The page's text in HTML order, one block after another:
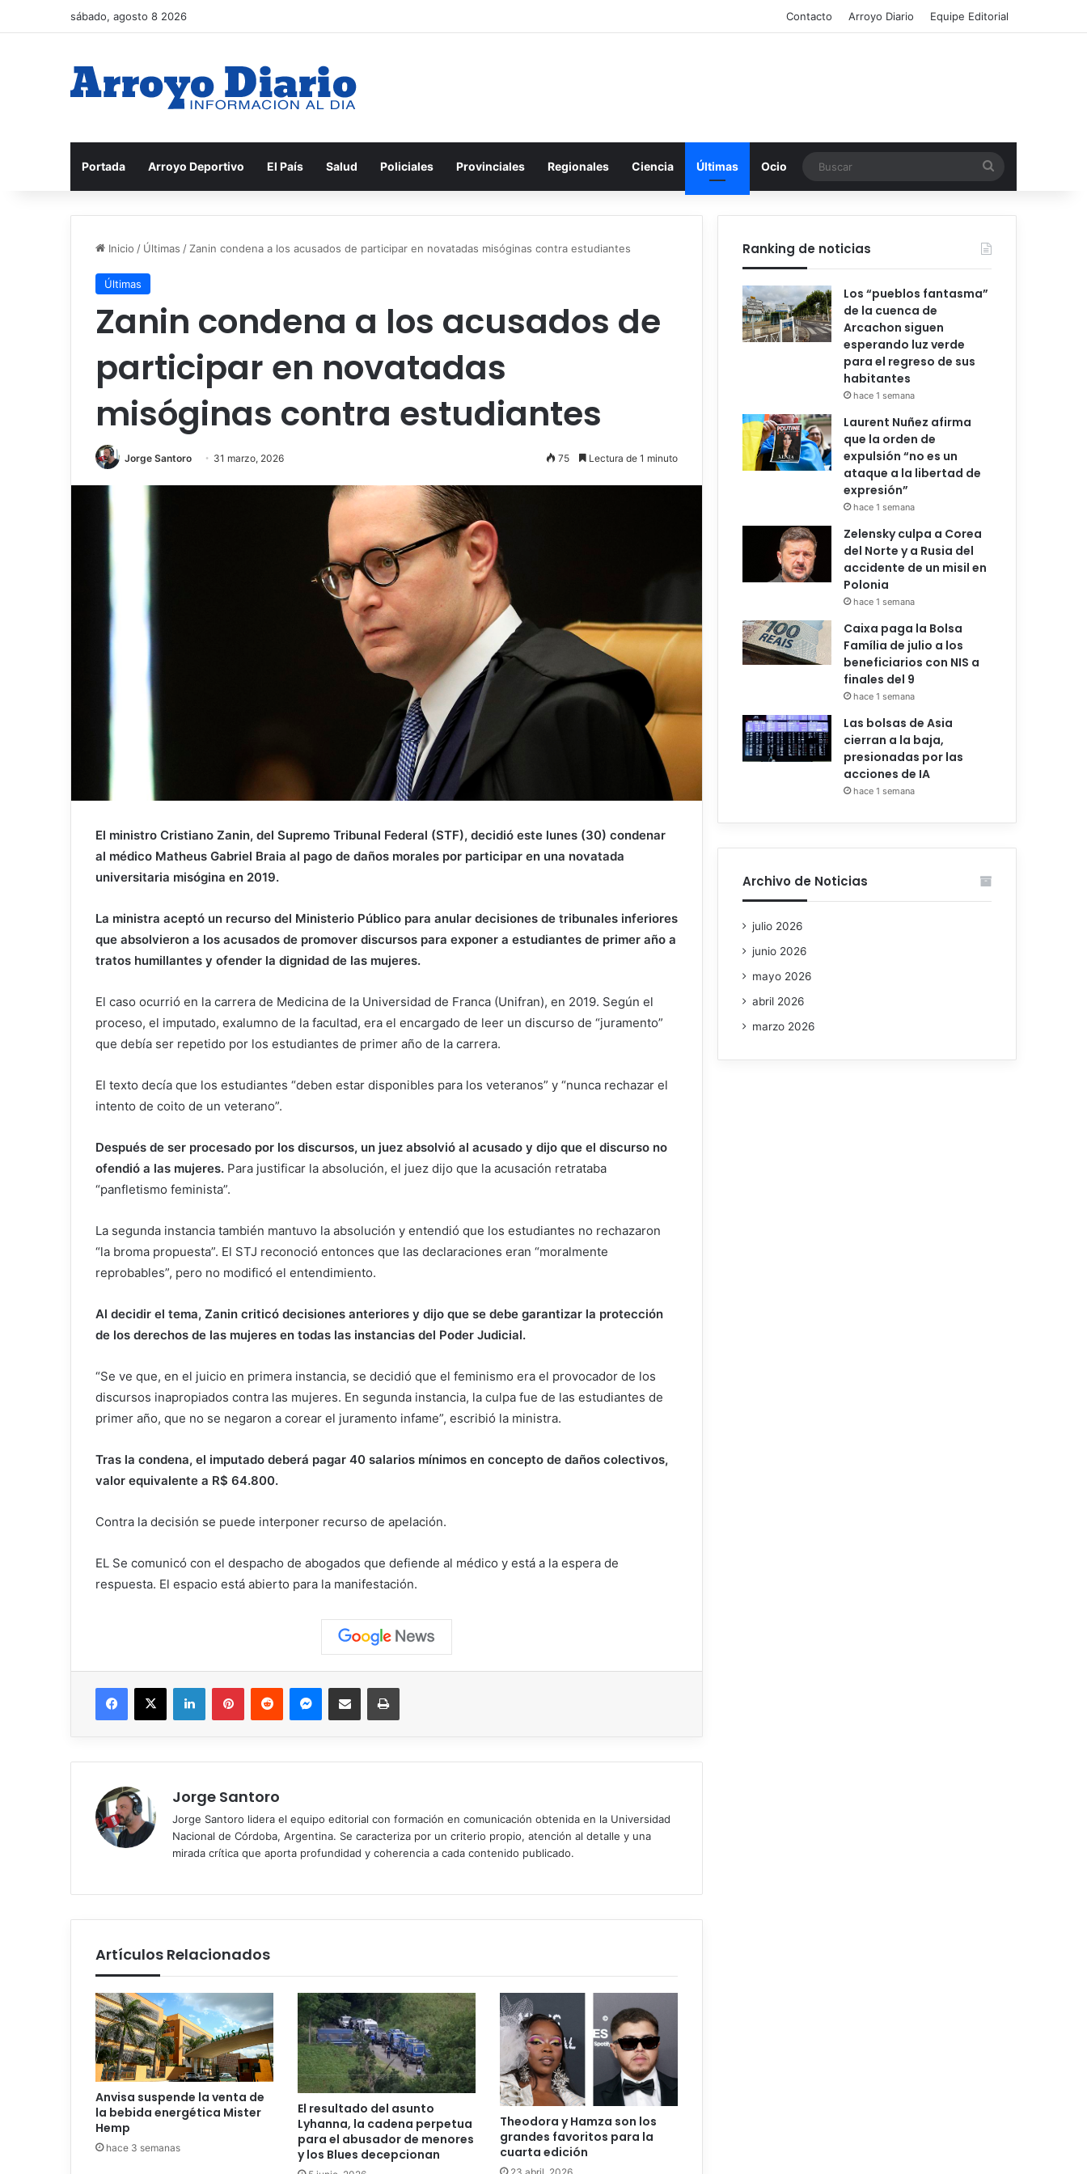
sábado, agosto 8 2026 Contacto Arroyo Diario Equipe Editorial
Portada Arroyo Deportivo El País Salud Policiales Provinciales Regionales Ciencia Últimas Ocio
Inicio / Últimas / Zanin condena a los acusados ​​de participar en novatadas misóginas contra estudiantes
Últimas
Zanin condena a los acusados ​​de
participar en novatadas
misóginas contra estudiantes
Jorge Santoro 31 marzo, 2026 75 Lectura de 1 minuto
El ministro Cristiano Zanin, del Supremo Tribunal Federal (STF), decidió este lunes (30) condenar
al médico Matheus Gabriel Braia al pago de daños morales por participar en una novatada
universitaria misógina en 2019.
La ministra aceptó un recurso del Ministerio Público para anular decisiones de tribunales inferiores
que absolvieron a los acusados ​​de promover discursos para exponer a estudiantes de primer año a
tratos humillantes y ofender la dignidad de las mujeres.
El caso ocurrió en la carrera de Medicina de la Universidad de Franca (Unifran), en 2019. Según el
proceso, el imputado, exalumno de la facultad, era el encargado de leer un discurso de “juramento”
que debía ser repetido por los estudiantes de primer año de la carrera.
El texto decía que los estudiantes “deben estar disponibles para los veteranos” y “nunca rechazar el
intento de coito de un veterano”.
Después de ser procesado por los discursos, un juez absolvió al acusado y dijo que el discurso no
ofendió a las mujeres. Para justificar la absolución, el juez dijo que la acusación retrataba
“panfletismo feminista”.
La segunda instancia también mantuvo la absolución y entendió que los estudiantes no rechazaron
“la broma propuesta”. El STJ reconoció entonces que las declaraciones eran “moralmente
reprobables”, pero no modificó el entendimiento.
Al decidir el tema, Zanin criticó decisiones anteriores y dijo que se debe garantizar la protección
de los derechos de las mujeres en todas las instancias del Poder Judicial.
“Se ve que, en el juicio en primera instancia, se decidió que el feminismo era el provocador de los
discursos inapropiados contra las mujeres. En segunda instancia, la culpa fue de las estudiantes de
primer año, que no se negaron a corear el juramento infame”, escribió la ministra.
Tras la condena, el imputado deberá pagar 40 salarios mínimos en concepto de daños colectivos,
valor equivalente a R$ 64.800.
Contra la decisión se puede interponer recurso de apelación.
EL Se comunicó con el despacho de abogados que defiende al médico y está a la espera de
respuesta. El espacio está abierto para la manifestación.
Facebook
X LinkedInPinterestReddit MessengerCompartir vía correo electrónicoImprimir
Jorge Santoro
Jorge Santoro lidera el equipo editorial con formación en comunicación obtenida en la Universidad
Nacional de Córdoba, Argentina. Se caracteriza por un criterio propio, atención al detalle y una
mirada crítica que aporta profundidad y coherencia a cada contenido publicado.
Artículos Relacionados
Anvisa suspende la venta de
la bebida energética Mister
Hemp
hace 3 semanas
El resultado del asunto
Lyhanna, la cadena perpetua
para el abusador de menores
y los Blues decepcionan
Theodora y Hamza son los
grandes favoritos para la
cuarta edición
Ranking de noticias
Los “pueblos fantasma”
de la cuenca de
Arcachon siguen
esperando luz verde
para el regreso de sus
habitantes
hace 1 semana
Laurent Nuñez afirma
que la orden de
expulsión “no es un
ataque a la libertad de
expresión”
hace 1 semana
Zelensky culpa a Corea
del Norte y a Rusia del
accidente de un misil en
Polonia
hace 1 semana
Caixa paga la Bolsa
Família de julio a los
beneficiarios con NIS a
finales del 9
hace 1 semana
Las bolsas de Asia
cierran a la baja,
presionadas por las
acciones de IA
hace 1 semana
Archivo de Noticias
julio 2026
junio 2026
mayo 2026
abril 2026
marzo 2026